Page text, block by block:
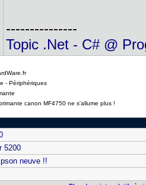
---------------
Topic .Net - C# @
- Périphériques
canon MF4750 ne s'allume plus !
5200
neuve !!